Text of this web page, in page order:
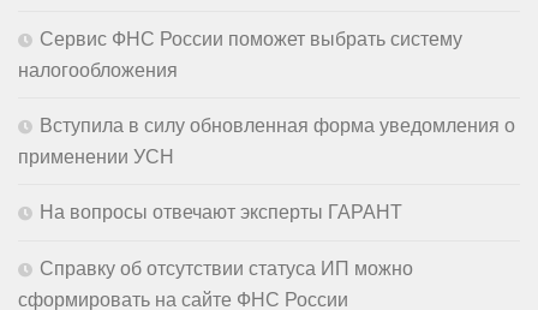
Сервис ФНС России поможет выбрать систему
налогообложения
Вступила в силу обновленная форма уведомления о
применении УСН
На вопросы отвечают эксперты ГАРАНТ
Справку об отсутствии статуса ИП можно
сформировать на сайте ФНС России